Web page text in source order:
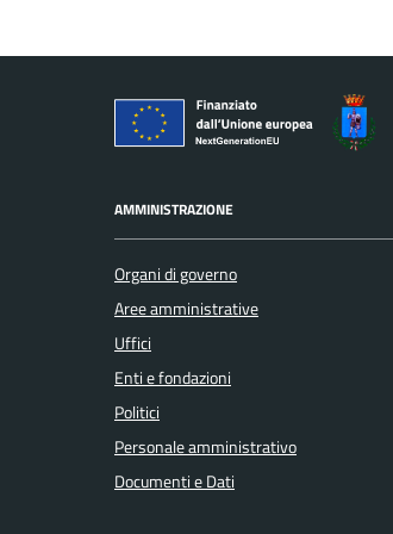
AMMINISTRAZIONE
Organi di governo
Aree amministrative
Uffici
Enti e fondazioni
Politici
Personale amministrativo
Documenti e Dati